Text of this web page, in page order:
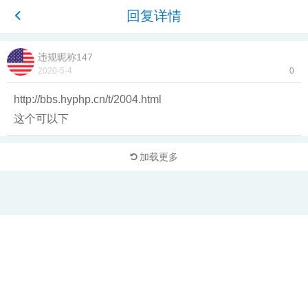
回复详情
违规昵称147
2020-5-4 0
http://bbs.hyphp.cn/t/2004.html
这个可以下
加载更多